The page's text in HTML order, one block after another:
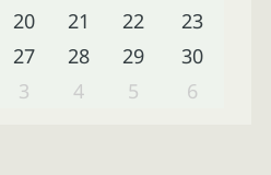
20 21 22
23
27 28 29
30
3 4 5 6